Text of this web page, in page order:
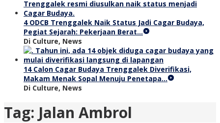
4 ODCB Trenggalek Naik Status Jadi Cagar Budaya,
Pegiat Sejarah: Pekerjaan Berat…
Di Culture, News
14 Calon Cagar Budaya Trenggalek Diverifikasi,
Makam Menak Sopal Menuju Penetapa…
Di Culture, News
Tag: Jalan Ambrol